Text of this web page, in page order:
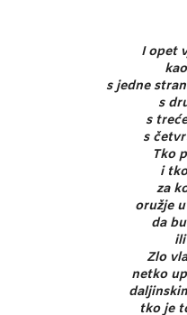
I opet
s jedne
s
s
s
Tko
i
za
oružje
da
Zlo
netko
tko je